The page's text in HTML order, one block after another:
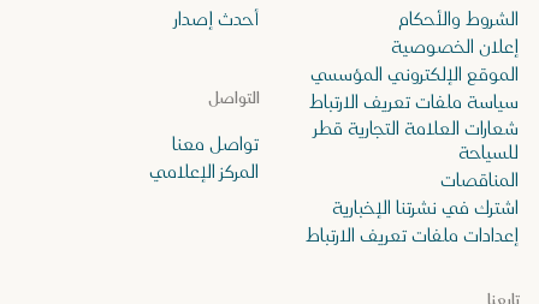
أحدث إصدار
التواصل
تواصل معنا
المركز الإعلامي
الشروط والأحكام
إعلان الخصوصية
الموقع الإلكتروني المؤسسي
سياسة ملفات تعريف الارتباط
شعارات العلامة التجارية قطر
للسياحة
المناقصات
اشترك في نشرتنا الإخبارية
إعدادات ملفات تعريف الارتباط